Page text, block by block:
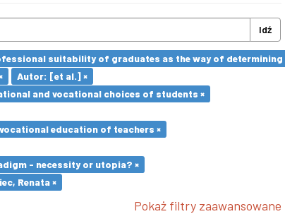
Idź
suitability of graduates as the way of determining
Autor: [et al.] ×
and vocational choices of students ×
education of teachers ×
- necessity or utopia? ×
Renata ×
Pokaż filtry zaawansowane